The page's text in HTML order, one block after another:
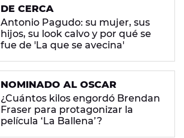
DE CERCA
Antonio Pagudo: su mujer, sus
hijos, su look calvo y por qué se
fue de 'La que se avecina'
NOMINADO AL OSCAR
¿Cuántos kilos engordó Brendan
Fraser para protagonizar la
película ‘La Ballena’?